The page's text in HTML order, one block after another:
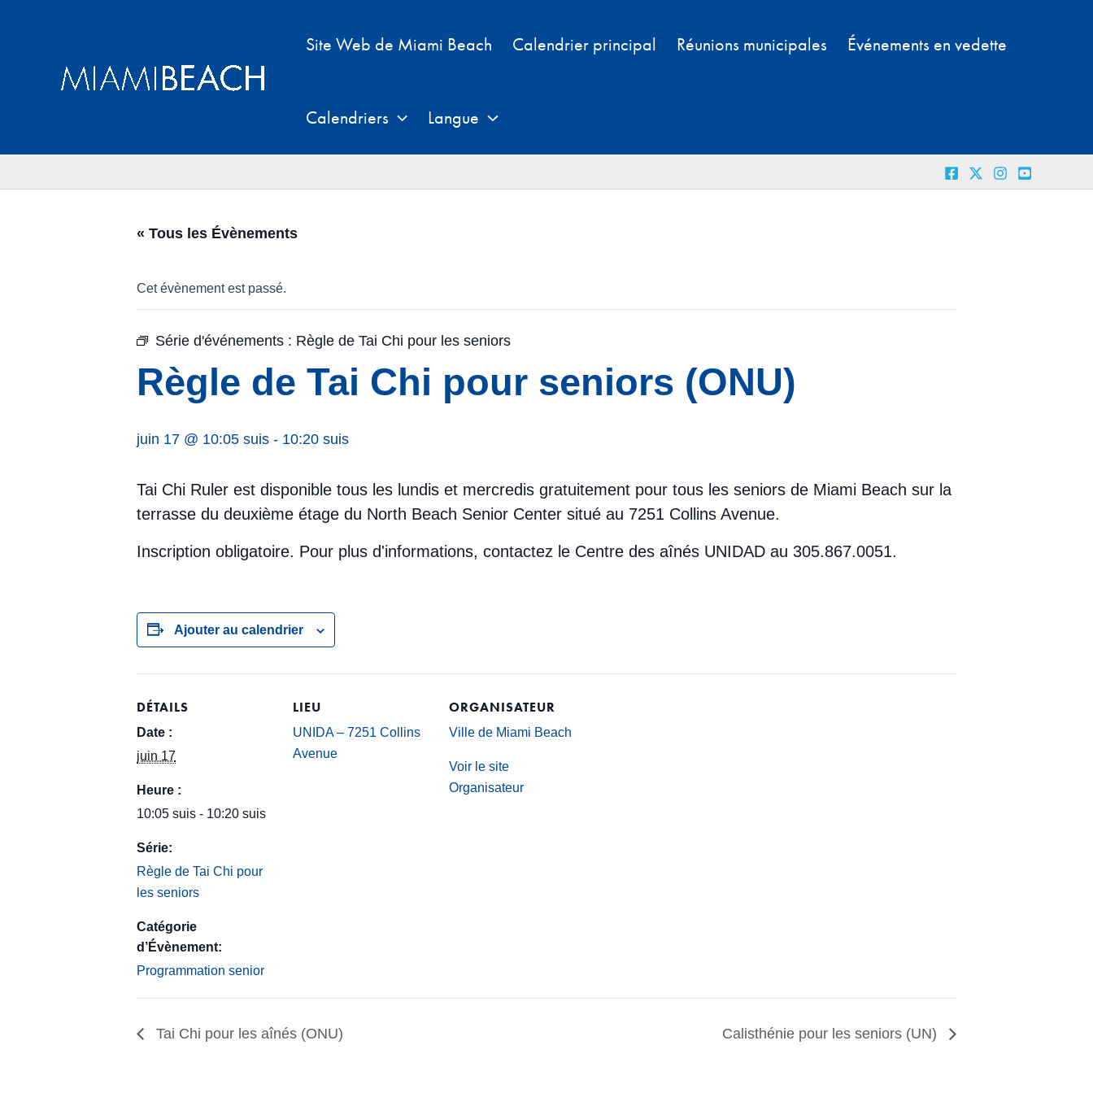
Site Web de Miami Beach Calendrier principal Réunions municipales Événements en vedette
Calendriers Langue
« Tous les Évènements
Cet évènement est passé.
Série d'événements : Règle de Tai Chi pour les seniors
Règle de Tai Chi pour seniors (ONU)
juin 17 @ 10:05 suis - 10:20 suis
Tai Chi Ruler est disponible tous les lundis et mercredis gratuitement pour tous les seniors de Miami Beach sur la
terrasse du deuxième étage du North Beach Senior Center situé au 7251 Collins Avenue.
Inscription obligatoire. Pour plus d'informations, contactez le Centre des aînés UNIDAD au 305.867.0051.
Ajouter au calendrier
DÉTAILS
Date :
juin 17
Heure :
10:05 suis - 10:20 suis
Série:
Règle de Tai Chi pour
les seniors
Catégorie
d’Évènement:
Programmation senior
LIEU
UNIDA – 7251 Collins
Avenue
ORGANISATEUR
Ville de Miami Beach
Voir le site
Organisateur
Tai Chi pour les aînés (ONU) Calisthénie pour les seniors (UN)